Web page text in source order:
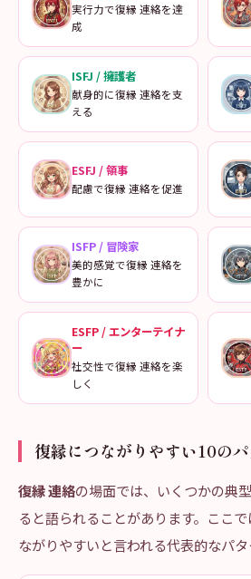
実行力で復縁 連絡を達
成
ISFJ /擁護者
献身的に復縁 連絡を支
える
ESFJ /領事
配慮で復縁 連絡を促進
ISFP/ 冒険家
美的感覚で復縁 連絡を
豊かに
ESFP/エンターテイナ
ー
社交性で復縁 連絡を楽
しく
復縁につながりやすい10の
復縁 連絡の場面では、いくつかの典
ると語られることがあります。ここ
ながりやすいと言われる代表的なパタ